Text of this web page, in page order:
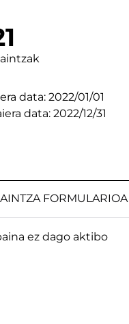
data: 2022/01/01
data: 2022/12/31
FORMULARIOA
ez dago aktibo